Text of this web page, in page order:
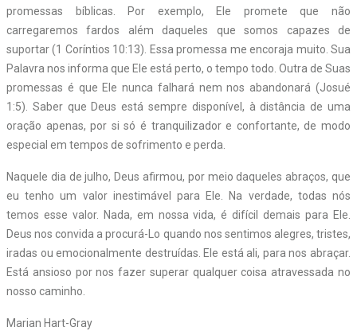
promessas bíblicas. Por exemplo, Ele promete que não
carregaremos fardos além daqueles que somos capazes de
suportar (1 Coríntios 10:13). Essa promessa me encoraja muito. Sua
Palavra nos informa que Ele está perto, o tempo todo. Outra de Suas
promessas é que Ele nunca falhará nem nos abandonará (Josué
1:5). Saber que Deus está sempre disponível, à distância de uma
oração apenas, por si só é tranquilizador e confortante, de modo
especial em tempos de sofrimento e perda.
Naquele dia de julho, Deus afirmou, por meio daqueles abraços, que
eu tenho um valor inestimável para Ele. Na verdade, todas nós
temos esse valor. Nada, em nossa vida, é difícil demais para Ele.
Deus nos convida a procurá-Lo quando nos sentimos alegres, tristes,
iradas ou emocionalmente destruídas. Ele está ali, para nos abraçar.
Está ansioso por nos fazer superar qualquer coisa atravessada no
nosso caminho.
Marian Hart-Gray